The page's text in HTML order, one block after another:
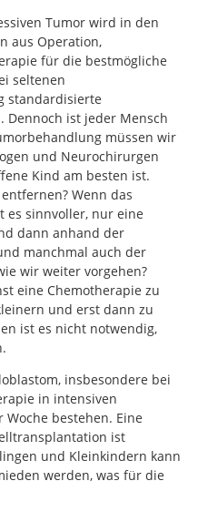
Tumor wird in den
aus Operation,
für die bestmögliche
seltenen
standardisierte
Dennoch ist jeder Mensch
müssen wir
und Neurochirurgen
Kind am besten ist.
Wenn das
es sinnvoller, nur eine
dann anhand der
manchmal auch der
wir weiter vorgehen?
eine Chemotherapie zu
und erst dann zu
ist es nicht notwendig,
insbesondere bei
in intensiven
bestehen. Eine
ist
und Kleinkindern kann
werden, was für die